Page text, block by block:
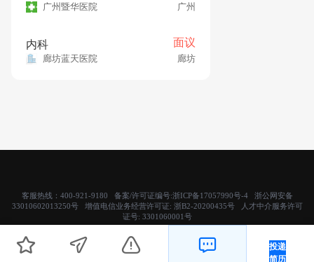
广州暨华医院 广州
内科 面议
廊坊蓝天医院 廊坊
投递
简历
客服热线：400-921-9180 备案/许可证编号:浙ICP备17057990号-4浙公网安备
33010602013250号 增值电信业务经营许可证: 浙B2-20200435号人才中介服务许可
证号: 3301060001号
Copyright © 2019 杭州禾邦科技有限公司- 医直聘. 医疗人才招聘网 版权所有